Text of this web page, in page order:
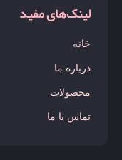
لینک‌های مفید
خانه
درباره ما
محصولات
تماس با ما